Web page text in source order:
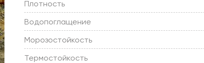
Плотность
Водопоглащение
Морозостойкость
Термостойкость